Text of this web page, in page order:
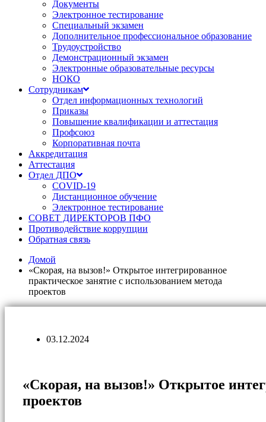
Документы
Электронное тестирование
Специальный экзамен
Дополнительное профессиональное образование
Трудоустройство
Демонстрационный экзамен
Электронные образовательные ресурсы
НОКО
Сотрудникам
Отдел информационных технологий
Приказы
Повышение квалификации и аттестация
Профсоюз
Корпоративная почта
Аккредитация
Аттестация
Отдел ДПО
COVID-19
Дистанционное обучение
Электронное тестирование
СОВЕТ ДИРЕКТОРОВ ПФО
Противодействие коррупции
Обратная связь
Домой
«Скорая, на вызов!» Открытое интегрированное
практическое занятие с использованием метода
проектов
03.12.2024
«Скорая, на вызов!» Открытое
проектов